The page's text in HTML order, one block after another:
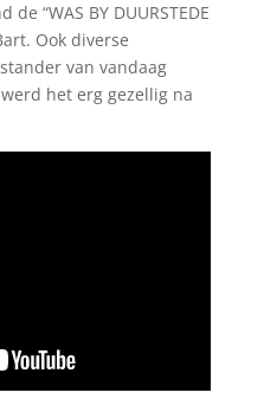
“WAS BY DUURSTEDE
Ook diverse
van vandaag
het erg gezellig na